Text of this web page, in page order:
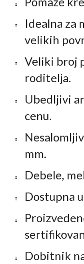
Idealna za
velikih
Veliki broj
roditelja.
Ubedljivi
cenu.
mm.
Debele,
Dostupna
Dobitnik